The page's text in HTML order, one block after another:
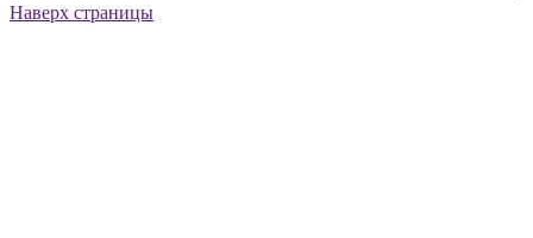
Наверх страницы